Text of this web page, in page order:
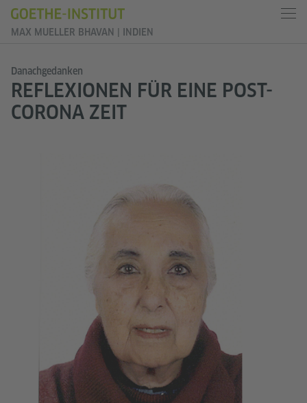
MAX MUELLER BHAVAN | INDIEN
Danachgedanken
REFLEXIONEN FÜR EINE POST-
CORONA ZEIT